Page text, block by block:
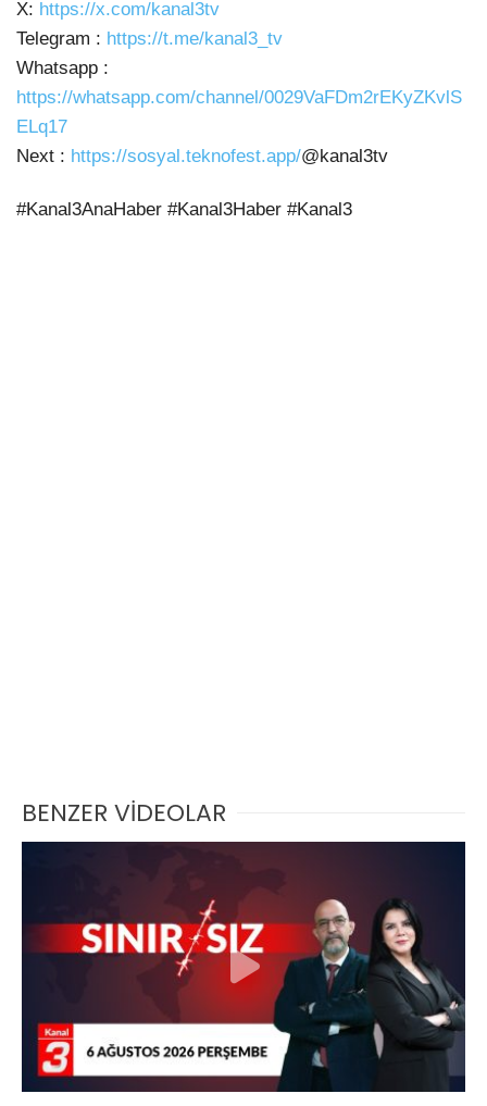
X: https://x.com/kanal3tv
Telegram : https://t.me/kanal3_tv
Whatsapp :
https://whatsapp.com/channel/0029VaFDm2rEKyZKvlS
ELq17
Next : https://sosyal.teknofest.app/@kanal3tv
#Kanal3AnaHaber #Kanal3Haber #Kanal3
BENZER VİDEOLAR